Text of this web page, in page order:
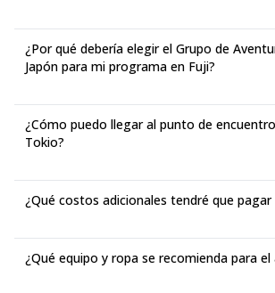
¿Por qué debería elegir el Grupo de
Japón para mi programa en Fuji?
¿Cómo puedo llegar al punto de
Tokio?
¿Qué costos adicionales tendré que pagar
¿Qué equipo y ropa se recomienda para el